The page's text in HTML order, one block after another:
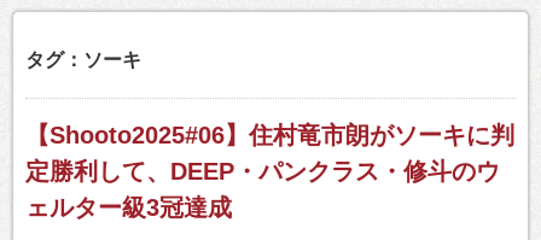
タグ：ソーキ
【Shooto2025#06】住村竜市朗がソーキに判
定勝利して、DEEP・パンクラス・修斗のウ
ェルター級3冠達成